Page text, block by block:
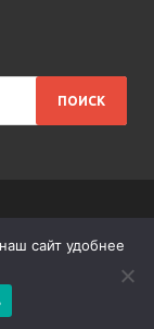
сайт удобнее